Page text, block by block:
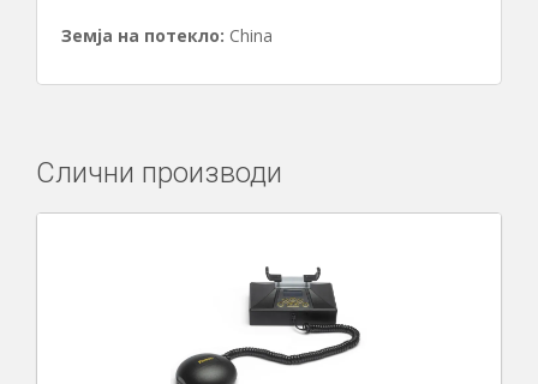
Земја на потекло: China
Слични производи